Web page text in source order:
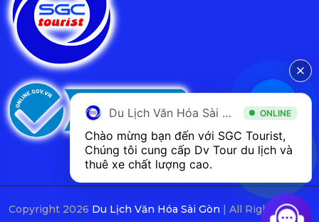
Copyright 2026 Du Lịch Văn Hóa Sài Gòn | All Rights
Du Lịch Văn Hóa Sài Gòn ONLINE
Chào mừng bạn đến với SGC Tourist,
Chúng tôi cung cấp Dv Tour du lịch và
thuê xe chất lượng cao.